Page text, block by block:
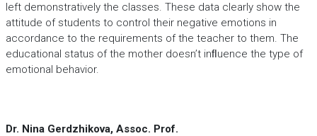
left demonstratively the classes. These data clearly show the
attitude of students to control their negative emotions in
accordance to the requirements of the teacher to them. The
educational status of the mother doesn’t inﬂuence the type of
emotional behavior.
Dr. Nina Gerdzhikova, Assoc. Prof.